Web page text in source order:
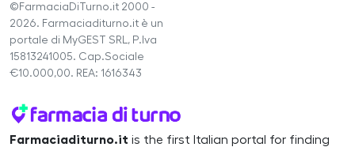
©FarmaciaDiTurno.it 2000 -
2026. Farmaciaditurno.it è un
portale di MyGEST SRL, P.Iva
15813241005. Cap.Sociale
€10.000,00. REA: 1616343
Farmaciaditurno.it is the first Italian portal for finding